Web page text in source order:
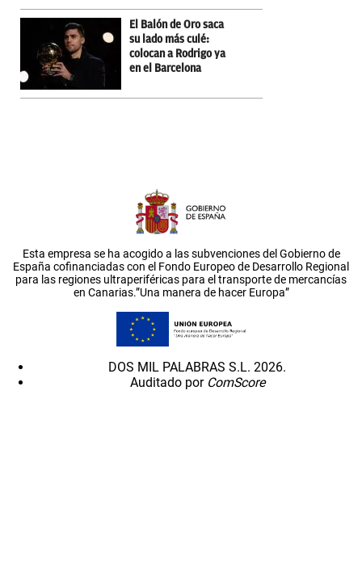
El Balón de Oro saca
su lado más culé:
colocan a Rodrigo ya
en el Barcelona
Esta empresa se ha acogido a las subvenciones del Gobierno de
España cofinanciadas con el Fondo Europeo de Desarrollo Regional
para las regiones ultraperiféricas para el transporte de mercancías
en Canarias.”Una manera de hacer Europa”
DOS MIL PALABRAS S.L. 2026.
Auditado por ComScore